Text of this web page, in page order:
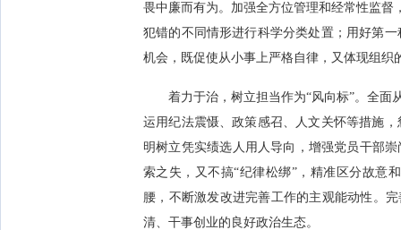
畏中廉而有为。加强全方位管理和经常性监督
犯错的不同情形进行科学分类处置；用好第
机会，既促使从小事上严格自律，又体现组织
着力于治，树立担当作为“风向标”。全面
运用纪法震慑、政策感召、人文关怀等措施
明树立凭实绩选人用人导向，增强党员干部
索之失，又不搞“纪律松绑”，精准区分故意
腰，不断激发改进完善工作的主观能动性。
清、干事创业的良好政治生态。